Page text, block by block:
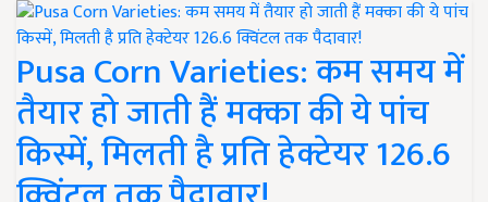
Pusa Corn Varieties: कम समय में
तैयार हो जाती हैं मक्का की ये पांच
किस्में, मिलती है प्रति हेक्टेयर 126.6